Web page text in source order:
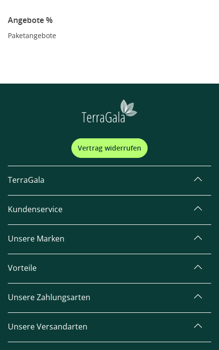
Angebote %
Paketangebote
Vertrag widerrufen
TerraGala
Kundenservice
Unsere Marken
Vorteile
Unsere Zahlungsarten
Unsere Versandarten